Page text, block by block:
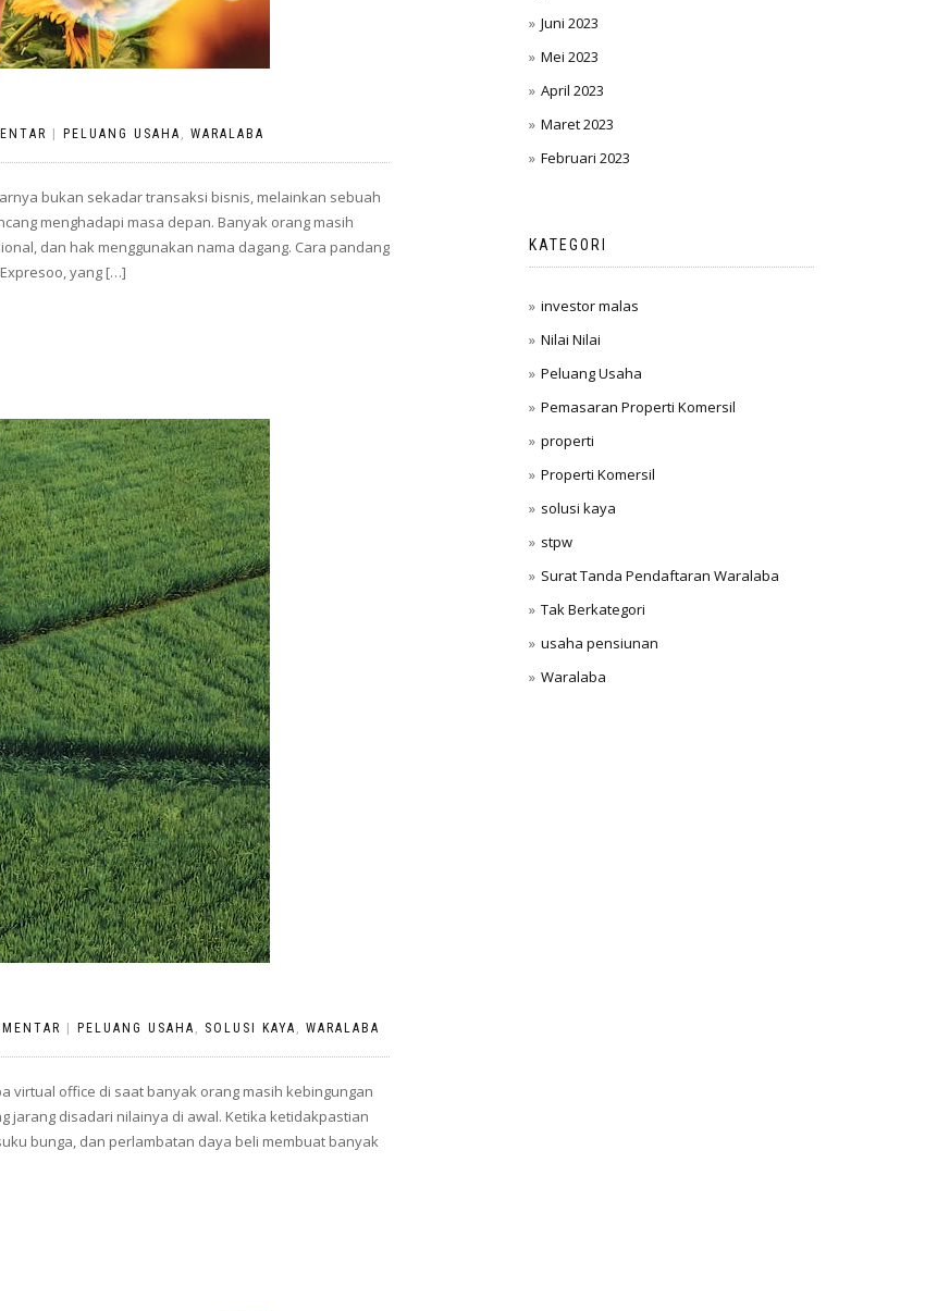
PELUANG USAHA , WARALABA
bukan sekadar transaksi bisnis, melainkan sebuah
menghadapi masa depan. Banyak orang masih
dan hak menggunakan nama dagang. Cara pandang
yang […]
PELUANG USAHA , SOLUSI KAYA , WARALABA
virtual office di saat banyak orang masih kebingungan
jarang disadari nilainya di awal. Ketika ketidakpastian
bunga, dan perlambatan daya beli membuat banyak
Juni 2023
Mei 2023
April 2023
Maret 2023
Februari 2023
KATEGORI
investor malas
Nilai Nilai
Peluang Usaha
Pemasaran Properti Komersil
properti
Properti Komersil
solusi kaya
stpw
Surat Tanda Pendaftaran Waralaba
Tak Berkategori
usaha pensiunan
Waralaba